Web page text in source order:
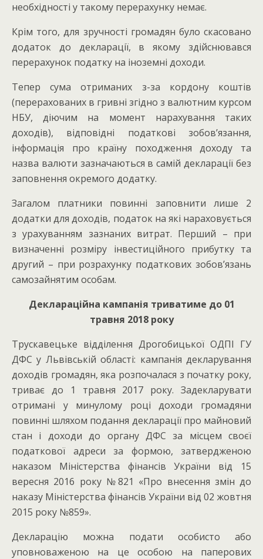
необхідності у такому перерахунку немає.
Крім того, для зручності громадян було скасовано
додаток до декларації, в якому здійснювався
перерахунок податку на іноземні доходи.
Тепер сума отриманих з-за кордону коштів
(перерахованих в гривні згідно з валютним курсом
НБУ, діючим на момент нарахування таких
доходів), відповідні податкові зобов’язання,
інформація про країну походження доходу та
назва валюти зазначаються в самій декларації без
заповнення окремого додатку.
Загалом платники повинні заповнити лише 2
додатки для доходів, податок на які нараховується
з урахуванням зазнаних витрат. Перший – при
визначенні розміру інвестиційного прибутку та
другий – при розрахунку податкових зобов’язань
самозайнятим особам.
Деклараційна кампанія триватиме до 01
травня 2018 року
Трускавецьке відділення Дрогобицької ОДПІ ГУ
ДФС у Львівській області: кампанія декларування
доходів громадян, яка розпочалася з початку року,
триває до 1 травня 2017 року. Задекларувати
отримані у минулому році доходи громадяни
повинні шляхом подання декларації про майновий
стан і доходи до органу ДФС за місцем своєї
податкової адреси за формою, затвердженою
наказом Міністерства фінансів України від 15
вересня 2016 року №821 «Про внесення змін до
наказу Міністерства фінансів України від 02 жовтня
2015 року №859».
Декларацію можна подати особисто або
уповноваженою на це особою на паперових